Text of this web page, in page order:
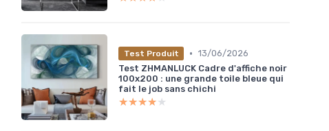
Test Produit • 13/06/2026
Test ZHMANLUCK Cadre d'affiche noir
100x200 : une grande toile bleue qui
fait le job sans chichi
★★★★★
★★★★★